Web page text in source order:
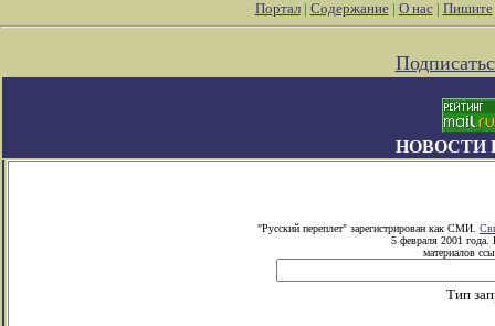
Портал| Содержание| О нас| Пишите
НОВОСТИ
"Русский переплет" зарегистрирован как СМИ.
5 февраля 2001 года.
материалов
Тип